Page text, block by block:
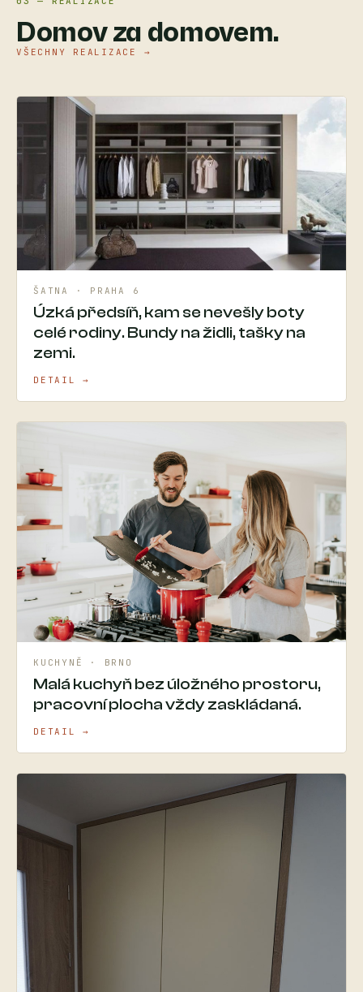
Domov za domovem.
VŠECHNY REALIZACE →
ŠATNA · PRAHA 6
Úzká předsíň, kam se nevešly boty
celé rodiny. Bundy na židli, tašky na
zemi.
DETAIL →
KUCHYNĚ · BRNO
Malá kuchyň bez úložného prostoru,
pracovní plocha vždy zaskládaná.
DETAIL →